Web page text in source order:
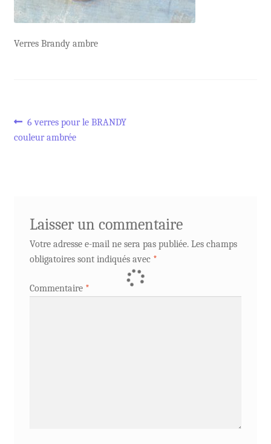
Verres Brandy ambre
Navigation
Article
précédent :
6 verres pour le BRANDY
couleur ambrée
Laisser un commentaire
Votre adresse e-mail ne sera pas publiée. Les champs
obligatoires sont indiqués avec *
Commentaire *